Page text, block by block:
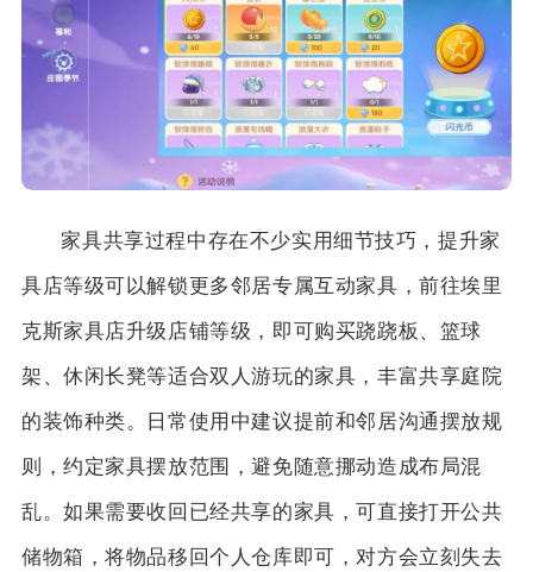
家具共享过程中存在不少实用细节技巧，提升家
具店等级可以解锁更多邻居专属互动家具，前往埃里
克斯家具店升级店铺等级，即可购买跷跷板、篮球
架、休闲长凳等适合双人游玩的家具，丰富共享庭院
的装饰种类。日常使用中建议提前和邻居沟通摆放规
则，约定家具摆放范围，避免随意挪动造成布局混
乱。如果需要收回已经共享的家具，可直接打开公共
储物箱，将物品移回个人仓库即可，对方会立刻失去